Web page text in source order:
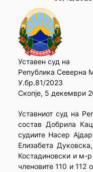
Уставен суд на
Република Северна
У.бр.81/2023
Скопје, 5 декември
Уставниот суд на
состав Добрила
судиите Насер
Елизабета
Костадиновски и м-
членовите 110 и 112